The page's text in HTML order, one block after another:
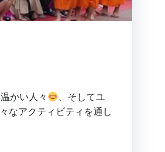
かい人々
、そしてユ
なアクティビティを通し